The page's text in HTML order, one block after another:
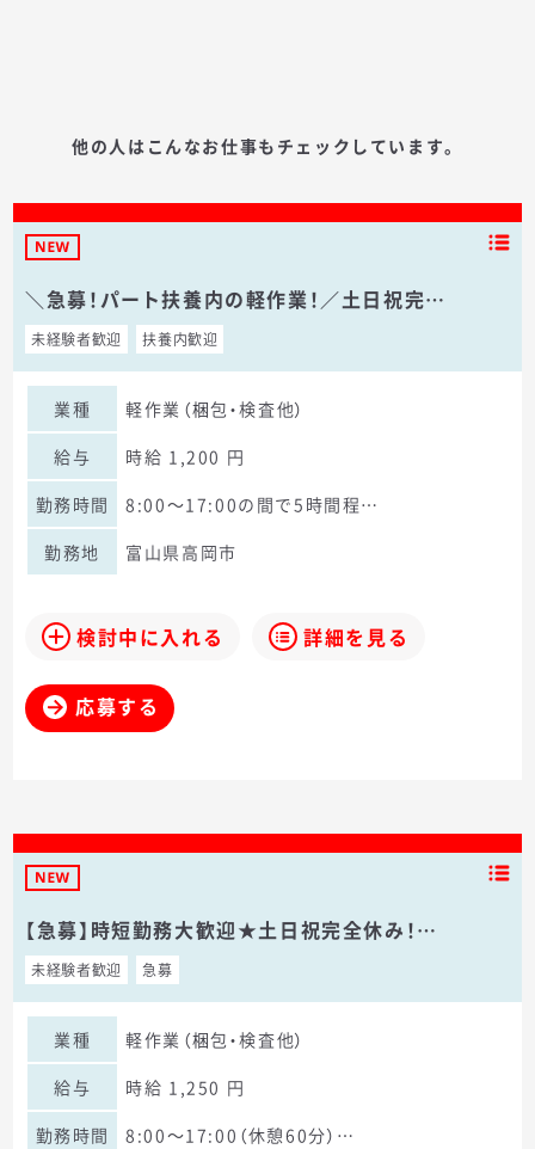
他の人はこんなお仕事もチェックしています。
＼急募！パート扶養内の軽作業！／土日祝完…
未経験者歓迎 扶養内歓迎
業種
軽作業（梱包・検査他）
給与
時給 1,200 円
勤務時間
8:00～17:00の間で5時間程…
勤務地
富山県高岡市
検討中に入れる 詳細を見る
応募する
【急募】時短勤務大歓迎★土日祝完全休み！…
未経験者歓迎 急募
業種
軽作業（梱包・検査他）
給与
時給 1,250 円
勤務時間
8:00～17:00（休憩60分）…